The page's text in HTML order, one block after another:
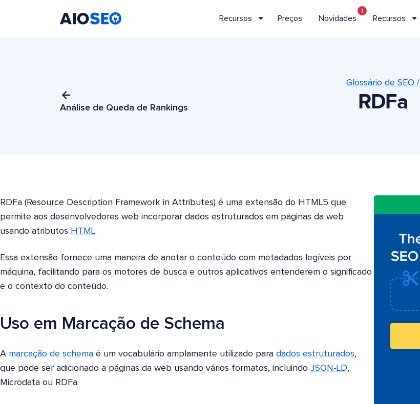
Recursos Preços Novidades
1
Recursos
Análise de Queda de Rankings
Glossário de SEO /
RDFa
RDFa (Resource Description Framework in Attributes) é uma extensão do HTML5 que
permite aos desenvolvedores web incorporar dados estruturados em páginas da web
usando atributos HTML.
Essa extensão fornece uma maneira de anotar o conteúdo com metadados legíveis por
máquina, facilitando para os motores de busca e outros aplicativos entenderem o significado
e o contexto do conteúdo.
Uso em Marcação de Schema
A marcação de schema é um vocabulário amplamente utilizado para dados estruturados,
que pode ser adicionado a páginas da web usando vários formatos, incluindo JSON-LD,
Microdata ou RDFa.